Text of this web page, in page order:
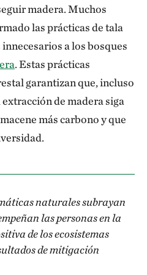
madera. Muchos
las prácticas de tala
a los bosques
. Estas prácticas
garantizan que, incluso
de madera siga
más carbono y que
naturales subrayan
las personas en la
de los ecosistemas
de mitigación